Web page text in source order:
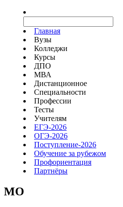
Главная
Вузы
Колледжи
Курсы
ДПО
МВА
Дистанционное
Специальности
Профессии
Тесты
Учителям
ЕГЭ-2026
ОГЭ-2026
Поступление-2026
Обучение за рубежом
Профориентация
Партнёры
MO